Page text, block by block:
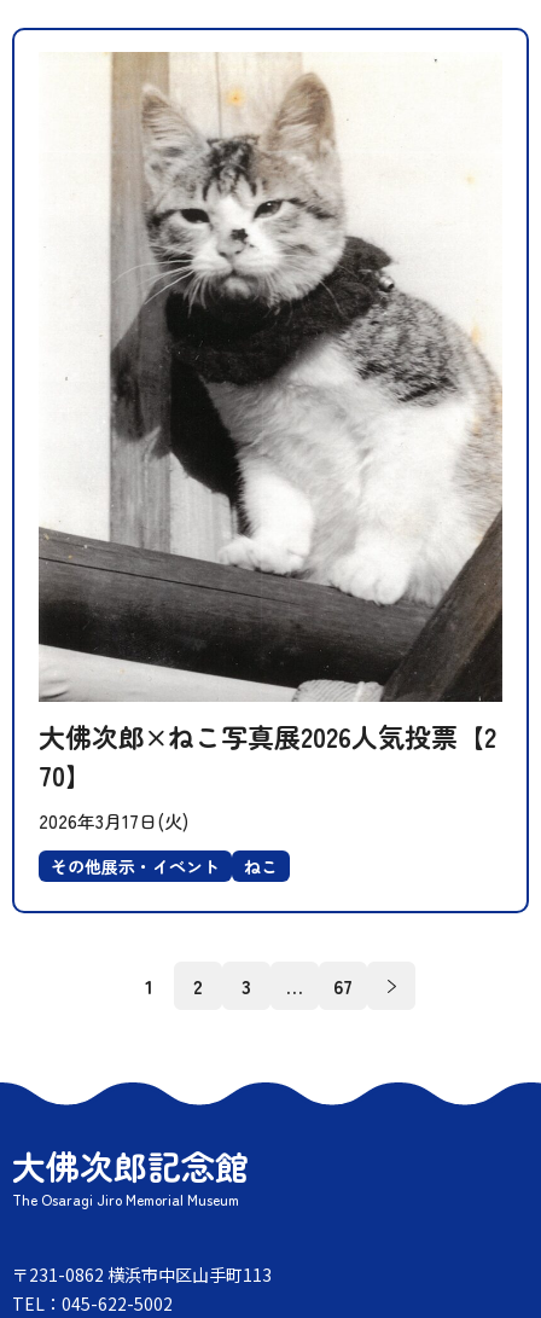
大佛次郎×ねこ写真展2026人気投票【2
70】
2026年3月17日(火)
その他展示・イベント ねこ
ー
ン
1 2 3 … 67
大佛次郎記念館
The Osaragi Jiro Memorial Museum
〒231-0862 横浜市中区山手町113
TEL：045-622-5002